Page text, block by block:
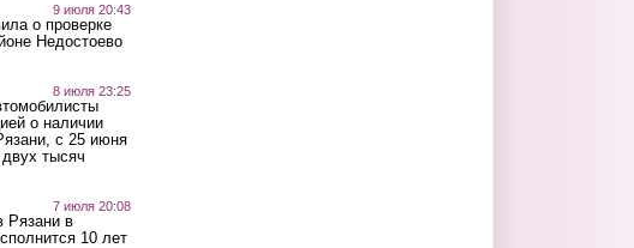
9 июля 20:43
о проверке
Недостоево
8 июля 23:25
о наличии
с 25 июня
тысяч
7 июля 20:08
Рязани в
10 лет